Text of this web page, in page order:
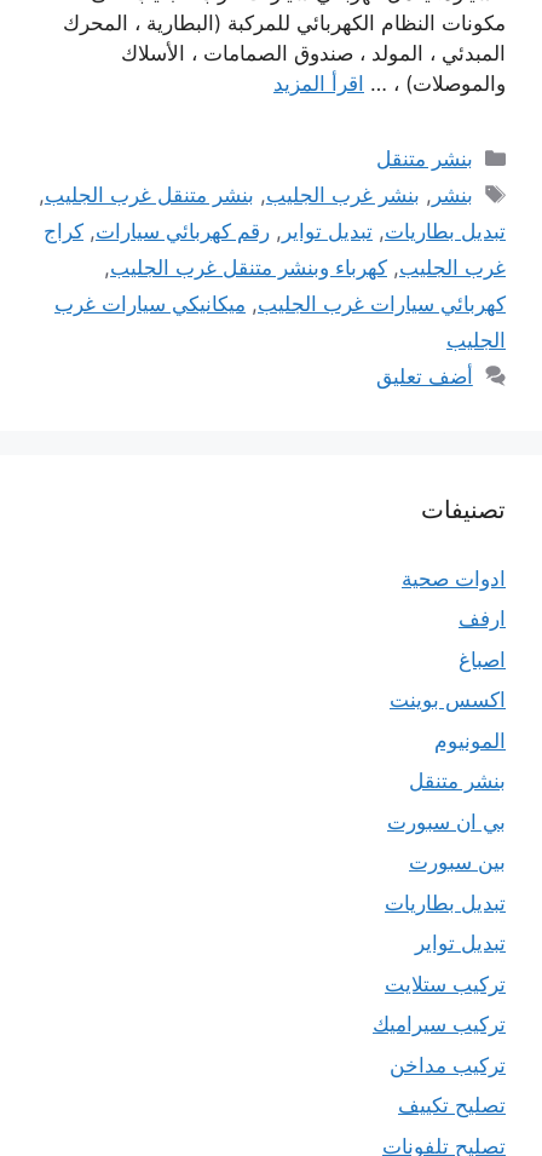
مكونات النظام الكهربائي للمركبة (البطارية ، المحرك
المبدئي ، المولد ، صندوق الصمامات ، الأسلاك
والموصلات) ، … اقرأ المزيد
التصنيفات
بنشر متنقل
الوسوم
بنشر , بنشر غرب الجليب, بنشر متنقل غرب الجليب,
تبديل بطاريات, تبديل تواير , رقم كهربائي سيارات, كراج
غرب الجليب, كهرباء وبنشر متنقل غرب الجليب,
كهربائي سيارات غرب الجليب, ميكانيكي سيارات غرب
الجليب
أضف تعليق
تصنيفات
ادوات صحية
ارفف
اصباغ
اكسس بوينت
المونيوم
بنشر متنقل
بي ان سبورت
بين سبورت
تبديل بطاريات
تبديل تواير
تركيب ستلايت
تركيب سيراميك
تركيب مداخن
تصليح تكييف
تصليح تلفونات